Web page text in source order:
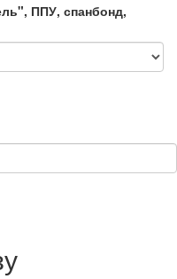
ППУ, спанбонд,